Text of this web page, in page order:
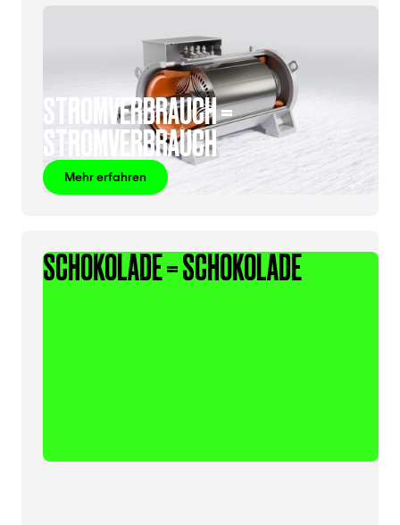
STROMVERBRAUCH =
STROMVERBRAUCH
Mehr erfahren
SCHOKOLADE = SCHOKOLADE